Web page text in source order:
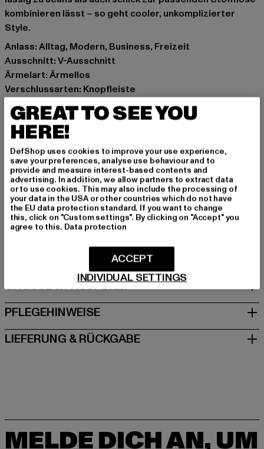
kombinieren lässt – so geht cooler, unkomplizierter
Style.
Anlass: Alltag, Modern, Business, Freizeit
Ausschnitt: V-Ausschnitt
Ärmelart: Ärmellos
Verschlussarten: Knopfleiste
Schnitt: schmal
Marke: Only
Kat.: Jacken
Farbe: beige
Hersteller Farbe: oxford tan
Materialzusammensetzung: 55% Leinen, 45% Viskose
Art.Nr: 15338714-08780
Hersteller: Bestseller Textilhandels GmbH |
info@bestseller.com
Schöneberger Straße 15 | 10963 Berlin | DE
GRÖSSE & PASSFORM
PFLEGEHINWEISE
LIEFERUNG & RÜCKGABE
MELDE DICH AN, UM
GREAT TO SEE YOU
HERE!
DefShop uses cookies to improve your use experience,
save your preferences, analyse use behaviour and to
provide and measure interest-based contents and
advertising. In addition, we allow partners to extract data
or to use cookies. This may also include the processing of
your data in the USA or other countries which do not have
the EU data protection standard. If you want to change
this, click on "Custom settings". By clicking on "Accept" you
agree to this. Data protection
INDIVIDUAL SETTINGS
ACCEPT